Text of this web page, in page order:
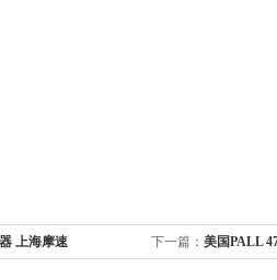
上海摩速 下一篇： 美国PALL